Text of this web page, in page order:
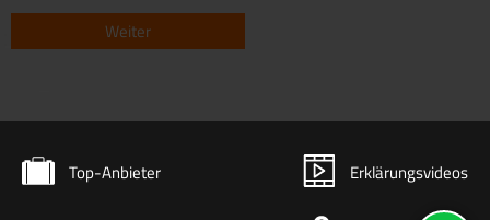
Top-Anbieter Erklärungsvideos